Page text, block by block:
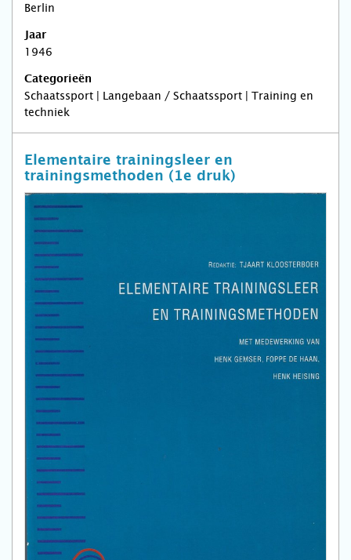
Berlin
Jaar
1946
Categorieën
Schaatssport | Langebaan / Schaatssport | Training en
techniek
Elementaire trainingsleer en
trainingsmethoden (1e druk)